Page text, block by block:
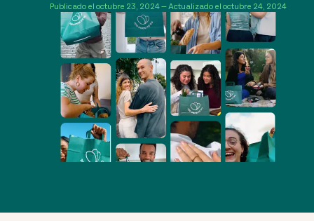
Publicado el octubre 23, 2024 — Actualizado el octubre 24, 2024